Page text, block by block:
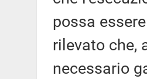
possa
rilevato che,
necessario